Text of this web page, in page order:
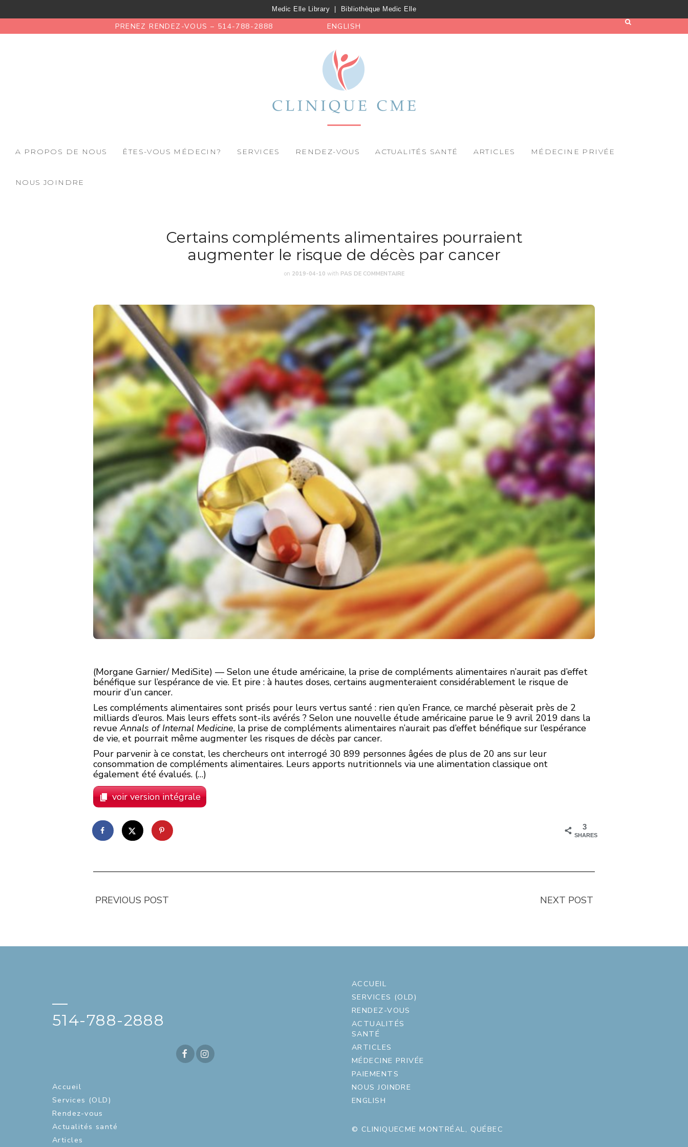
Medic Elle Library Bibliothèque Medic Elle
PRENEZ RENDEZ-VOUS – 514-788-2888 ENGLISH
A PROPOS DE NOUS ÊTES-VOUS MÉDECIN? SERVICES RENDEZ-VOUS ACTUALITÉS SANTÉ ARTICLES MÉDECINE PRIVÉE
NOUS JOINDRE
Certains compléments alimentaires pourraient
augmenter le risque de décès par cancer
on 2019-04-10 with PAS DE COMMENTAIRE
(Morgane Garnier/ MediSite) — Selon une étude américaine, la prise de compléments alimentaires n’aurait pas d’effet
bénéfique sur l’espérance de vie. Et pire : à hautes doses, certains augmenteraient considérablement le risque de
mourir d’un cancer.
Les compléments alimentaires sont prisés pour leurs vertus santé : rien qu’en France, ce marché pèserait près de 2
milliards d’euros. Mais leurs effets sont-ils avérés ? Selon une nouvelle étude américaine parue le 9 avril 2019 dans la
revueAnnals of Internal Medicine, la prise de compléments alimentaires n’aurait pas d’effet bénéfique sur l’espérance
de vie, et pourrait même augmenter les risques de décès par cancer.
Pour parvenir à ce constat, les chercheurs ont interrogé 30 899 personnes âgées de plus de 20 ans sur leur
consommation de compléments alimentaires. Leurs apports nutritionnels via une alimentation classique ont
également été évalués. (…)
voir version intégrale
3
SHARES
PREVIOUS POST NEXT POST
—
514-788-2888
Accueil
Services (OLD)
Rendez-vous
Actualités santé
Articles
ACCUEIL
SERVICES (OLD)
RENDEZ-VOUS
ACTUALITÉS
SANTÉ
ARTICLES
MÉDECINE PRIVÉE
PAIEMENTS
NOUS JOINDRE
ENGLISH
© CLINIQUECME MONTRÉAL, QUÉBEC